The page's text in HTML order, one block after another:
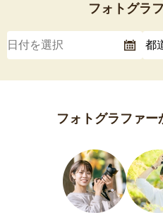
フォトグラ
フォトグラファー